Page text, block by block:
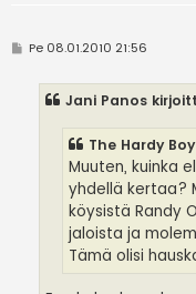
VPe 08.01.2010 21:56
Jani Panos
The Hardy
Muuten, kuinka
yhdellä kertaa?
köysistä Randy
jaloista ja
Tämä olisi